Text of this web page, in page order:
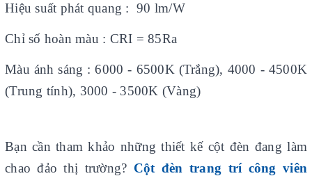
Hiệu suất phát quang : 90 lm/W
Chỉ số hoàn màu : CRI = 85Ra
Màu ánh sáng : 6000 - 6500K (Trắng), 4000 - 4500K
(Trung tính), 3000 - 3500K (Vàng)
Bạn cần tham khảo những thiết kế cột đèn đang làm
chao đảo thị trường? Cột đèn trang trí công viên